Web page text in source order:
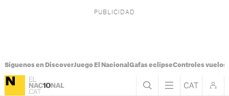
Síguenos en DiscoverJuego El Nacional Gafas eclipseControles vuelos